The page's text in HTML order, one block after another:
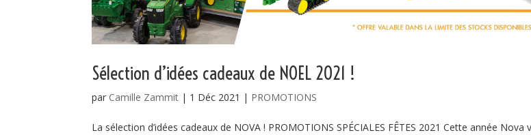
Sélection d’idées cadeaux de NOEL 2021 !
par Camille Zammit | 1 Déc 2021 | PROMOTIONS
La sélection d’idées cadeaux de NOVA ! PROMOTIONS SPÉCIALES FÊTES 2021 Cette année